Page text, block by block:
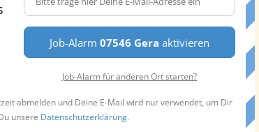
Job-Alarm07546 Gera aktivieren
Job-Alarm für anderen Ort starten?
abmelden und Deine E-Mail wird nur verwendet, um Dir
unsere Datenschutzerklärung.